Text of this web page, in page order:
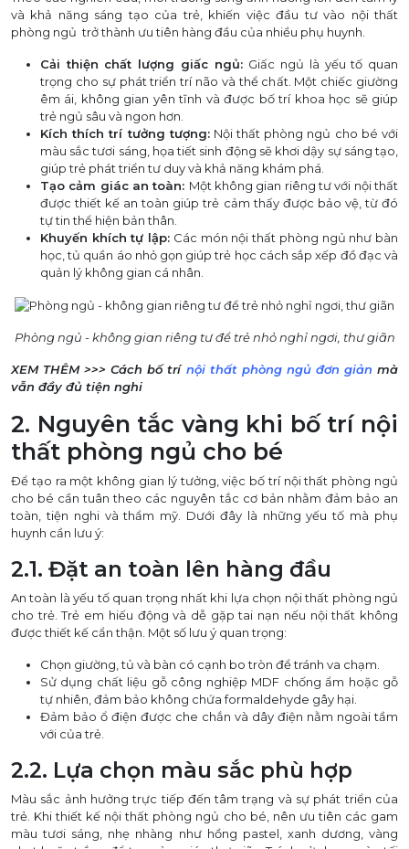
và khả năng sáng tạo của trẻ, khiến việc đầu tư vào nội thất
phòng ngủ trở thành ưu tiên hàng đầu của nhiều phụ huynh.
Cải thiện chất lượng giấc ngủ: Giấc ngủ là yếu tố quan
trọng cho sự phát triển trí não và thể chất. Một chiếc giường
êm ái, không gian yên tĩnh và được bố trí khoa học sẽ giúp
trẻ ngủ sâu và ngon hơn.
Kích thích trí tưởng tượng:Nội thất phòng ngủ cho bé với
màu sắc tươi sáng, họa tiết sinh động sẽ khơi dậy sự sáng tạo,
giúp trẻ phát triển tư duy và khả năng khám phá.
Tạo cảm giác an toàn: Một không gian riêng tư với nội thất
được thiết kế an toàn giúp trẻ cảm thấy được bảo vệ, từ đó
tự tin thể hiện bản thân.
Khuyến khích tự lập: Các món nội thất phòng ngủ như bàn
học, tủ quần áo nhỏ gọn giúp trẻ học cách sắp xếp đồ đạc và
quản lý không gian cá nhân.
Phòng ngủ - không gian riêng tư để trẻ nhỏ nghỉ ngơi, thư giãn
XEM THÊM >>> Cách bố trí nội thất phòng ngủ đơn giản mà
vẫn đầy đủ tiện nghi
2. Nguyên tắc vàng khi bố trí nội
thất phòng ngủ cho bé
Để tạo ra một không gian lý tưởng, việc bố trí nội thất phòng ngủ
cho bé cần tuân theo các nguyên tắc cơ bản nhằm đảm bảo an
toàn, tiện nghi và thẩm mỹ. Dưới đây là những yếu tố mà phụ
huynh cần lưu ý:
2.1. Đặt an toàn lên hàng đầu
An toàn là yếu tố quan trọng nhất khi lựa chọn nội thất phòng ngủ
cho trẻ. Trẻ em hiếu động và dễ gặp tai nạn nếu nội thất không
được thiết kế cẩn thận. Một số lưu ý quan trọng:
Chọn giường, tủ và bàn có cạnh bo tròn để tránh va chạm.
Sử dụng chất liệu gỗ công nghiệp MDF chống ẩm hoặc gỗ
tự nhiên, đảm bảo không chứa formaldehyde gây hại.
Đảm bảo ổ điện được che chắn và dây điện nằm ngoài tầm
với của trẻ.
2.2. Lựa chọn màu sắc phù hợp
Màu sắc ảnh hưởng trực tiếp đến tâm trạng và sự phát triển của
trẻ. Khi thiết kế nội thất phòng ngủ cho bé, nên ưu tiên các gam
màu tươi sáng, nhẹ nhàng như hồng pastel, xanh dương, vàng